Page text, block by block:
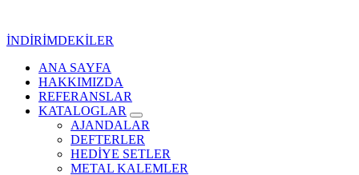
İNDİRİMDEKİLER
Kurumsal Promosyon-Hediyelik
ANA SAYFA
HAKKIMIZDA
REFERANSLAR
KATALOGLAR
AJANDALAR
DEFTERLER
HEDİYE SETLER
METAL KALEMLER